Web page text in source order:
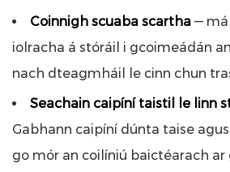
Coinnigh scuaba scartha —
iolracha á stóráil i gcoimeádán
nach dteagmháil le cinn chun
Seachain caipíní taistil le linn
Gabhann caipíní dúnta taise
go mór an coilíniú baictéarach ar